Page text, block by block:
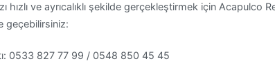
hızlı ve ayrıcalıklı şekilde gerçekleştirmek için
geçebilirsiniz:
0533 827 77 99 / 0548 850 45 45